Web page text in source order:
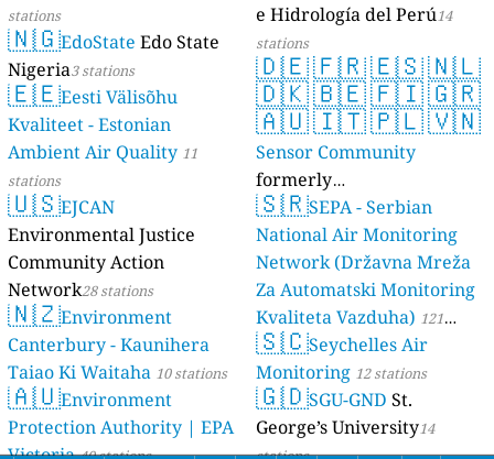
stations
🇳🇬EdoState Edo State
Nigeria3 stations
🇪🇪Eesti Välisõhu
Kvaliteet - Estonian
Ambient Air Quality 11
stations
🇺🇸EJCAN
Environmental Justice
Community Action
Network28 stations
🇳🇿Environment
Canterbury - Kaunihera
Taiao Ki Waitaha 10 stations
🇦🇺Environment
Protection Authority | EPA
e Hidrología del Perú14
stations
🇩🇪🇫🇷🇪🇸🇳🇱
🇩🇰🇧🇪🇫🇮🇬🇷
🇦🇺🇮🇹🇵🇱🇻🇳
Sensor Community
formerly
luftdaten.info35810 stations
🇸🇷SEPA - Serbian
National Air Monitoring
Network (Državna Mreža
Za Automatski Monitoring
Kvaliteta Vazduha) 121
stations
🇸🇨Seychelles Air
Monitoring 12 stations
🇬🇩SGU-GND St.
George’s University14